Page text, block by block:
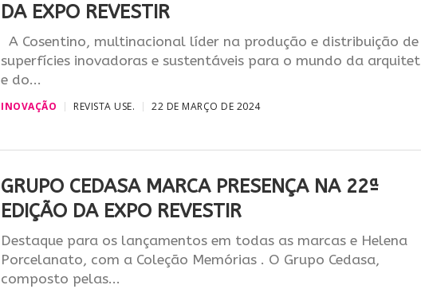
DA EXPO REVESTIR
A Cosentino, multinacional líder na produção e distribuição de
superfícies inovadoras e sustentáveis para o mundo da
e do...
INOVAÇÃO REVISTA USE. 22 DE MARÇO DE 2024
GRUPO CEDASA MARCA PRESENÇA NA 22ª
EDIÇÃO DA EXPO REVESTIR
Destaque para os lançamentos em todas as marcas e Helena
Porcelanato, com a Coleção Memórias . O Grupo Cedasa,
composto pelas...